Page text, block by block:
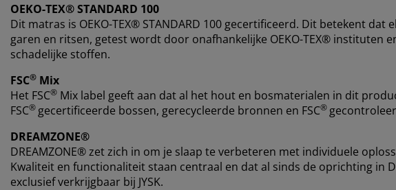
OEKO-TEX® STANDARD 100
Dit matras is OEKO-TEX® STANDARD 100 gecertificeerd. Dit betekent
garen en ritsen, getest wordt door onafhankelijke OEKO-TEX® instituten
schadelijke stoffen.
FSC® Mix
Het FSC® Mix label geeft aan dat al het hout en bosmaterialen in dit
FSC® gecertificeerde bossen, gerecycleerde bronnen en FSC®
DREAMZONE®
DREAMZONE® zet zich in om je slaap te verbeteren met individuele
Kwaliteit en functionaliteit staan centraal en dat al sinds de oprichting in
exclusief verkrijgbaar bij JYSK.